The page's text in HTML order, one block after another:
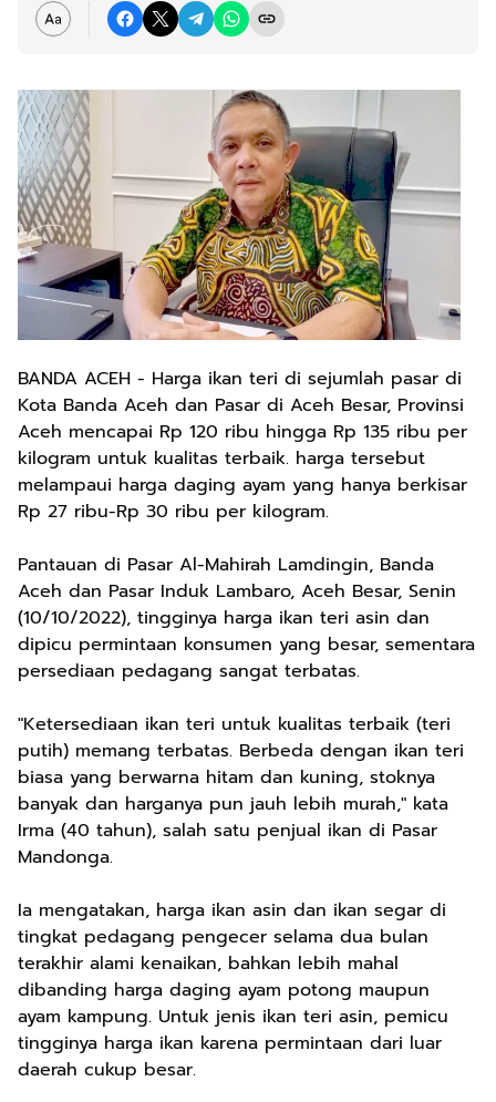
BANDA ACEH - Harga ikan teri di sejumlah pasar di
Kota Banda Aceh dan Pasar di Aceh Besar, Provinsi
Aceh mencapai Rp 120 ribu hingga Rp 135 ribu per
kilogram untuk kualitas terbaik. harga tersebut
melampaui harga daging ayam yang hanya berkisar
Rp 27 ribu-Rp 30 ribu per kilogram.
Pantauan di Pasar Al-Mahirah Lamdingin, Banda
Aceh dan Pasar Induk Lambaro, Aceh Besar, Senin
(10/10/2022), tingginya harga ikan teri asin dan
dipicu permintaan konsumen yang besar, sementara
persediaan pedagang sangat terbatas.
"Ketersediaan ikan teri untuk kualitas terbaik (teri
putih) memang terbatas. Berbeda dengan ikan teri
biasa yang berwarna hitam dan kuning, stoknya
banyak dan harganya pun jauh lebih murah," kata
Irma (40 tahun), salah satu penjual ikan di Pasar
Mandonga.
Ia mengatakan, harga ikan asin dan ikan segar di
tingkat pedagang pengecer selama dua bulan
terakhir alami kenaikan, bahkan lebih mahal
dibanding harga daging ayam potong maupun
ayam kampung. Untuk jenis ikan teri asin, pemicu
tingginya harga ikan karena permintaan dari luar
daerah cukup besar.